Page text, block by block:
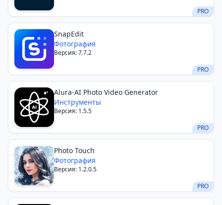
PRO
SnapEdit
Фотография
Версия: 7.7.2
PRO
Alura-AI Photo Video Generator
Инструменты
Версия: 1.5.5
PRO
Photo Touch
Фотография
Версия: 1.2.0.5
PRO